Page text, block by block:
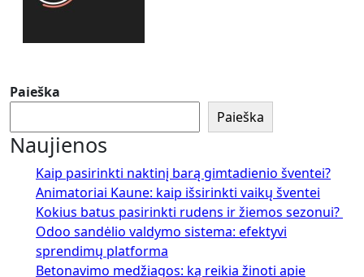
Paieška
Paieška
Naujienos
Kaip pasirinkti naktinį barą gimtadienio šventei?
Animatoriai Kaune: kaip išsirinkti vaikų šventei
Kokius batus pasirinkti rudens ir žiemos sezonui?
Odoo sandėlio valdymo sistema: efektyvi
sprendimų platforma
Betonavimo medžiagos: ką reikia žinoti apie